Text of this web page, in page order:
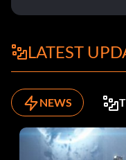
LATEST
NEWS